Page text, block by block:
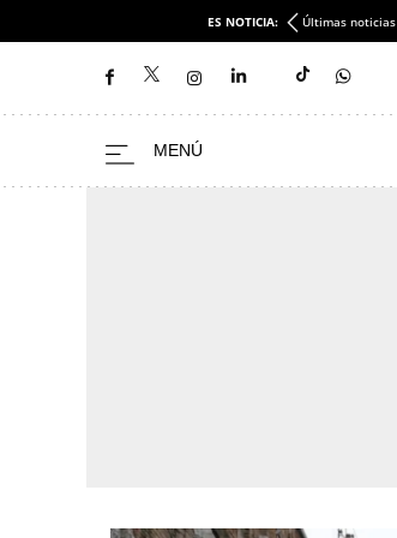
ES NOTICIA: Últimas noticias